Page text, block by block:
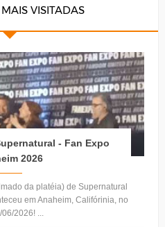
VISITADAS
- Fan Expo
2026
da platéia) de Supernatural
em Anaheim, Califórinia, no
2026! ...